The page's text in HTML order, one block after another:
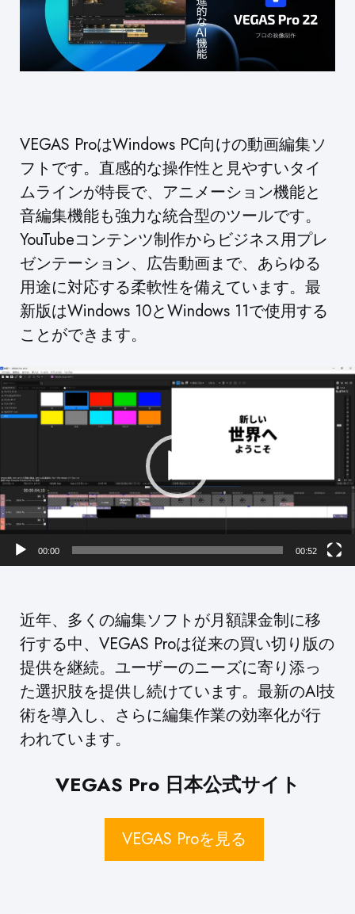
VEGAS ProはWindows PC向けの動画編集ソ
フトです。直感的な操作性と見やすいタイ
ムラインが特長で、アニメーション機能と
音編集機能も強力な統合型のツールです。
YouTubeコンテンツ制作からビジネス用プレ
ゼンテーション、広告動画まで、あらゆる
用途に対応する柔軟性を備えています。最
新版はWindows 10とWindows 11で使用する
ことができます。
動
画
プ
ー
00:00 00:52
近年、多くの編集ソフトが月額課金制に移
行する中、VEGAS Proは従来の買い切り版の
提供を継続。ユーザーのニーズに寄り添っ
た選択肢を提供し続けています。最新のAI技
術を導入し、さらに編集作業の効率化が行
われています。
VEGAS Pro 日本公式サイト
VEGAS Proを見る